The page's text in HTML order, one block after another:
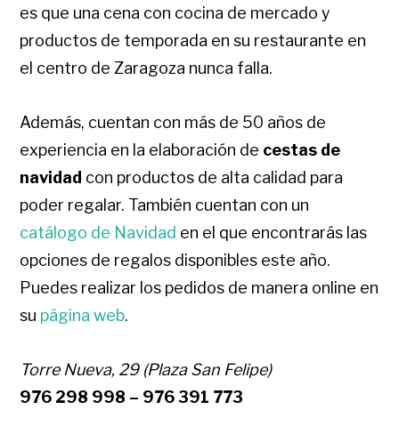
es que una cena con cocina de mercado y
productos de temporada en su restaurante en
el centro de Zaragoza nunca falla.
Además, cuentan con más de 50 años de
experiencia en la elaboración de cestas de
navidad con productos de alta calidad para
poder regalar. También cuentan con un
catálogo de Navidad en el que encontrarás las
opciones de regalos disponibles este año.
Puedes realizar los pedidos de manera online en
su página web.
Torre Nueva, 29 (Plaza San Felipe)
976 298 998 – 976 391 773